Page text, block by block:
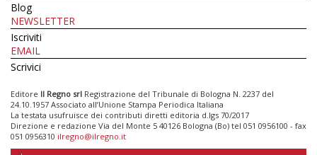
Blog
NEWSLETTER
Iscriviti
EMAIL
Scrivici
Editore Il Regno srl Registrazione del Tribunale di Bologna N. 2237 del
24.10.1957 Associato all’Unione Stampa Periodica Italiana
La testata usufruisce dei contributi diretti editoria d.lgs 70/2017
Direzione e redazione Via del Monte 5 40126 Bologna (Bo) tel 051 0956100 - fax
051 0956310 ilregno@ilregno.it